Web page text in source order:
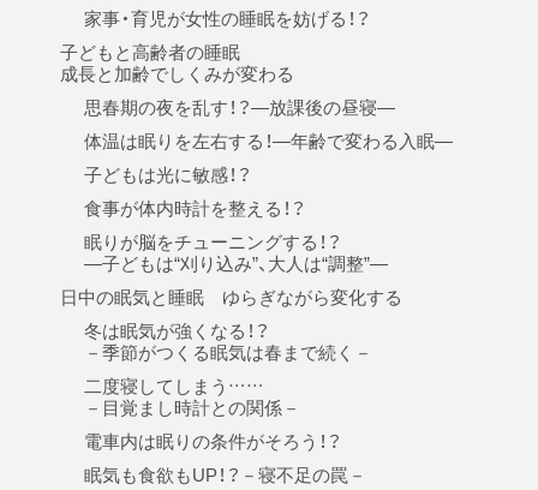
家事・育児が女性の睡眠を妨げる！？
子どもと高齢者の睡眠
成長と加齢でしくみが変わる
思春期の夜を乱す！？—放課後の昼寝—
体温は眠りを左右する！—年齢で変わる入眠—
子どもは光に敏感！？
食事が体内時計を整える！？
眠りが脳をチューニングする！？
—子どもは“刈り込み”、大人は“調整”—
日中の眠気と睡眠 ゆらぎながら変化する
冬は眠気が強くなる！？
－季節がつくる眠気は春まで続く－
二度寝してしまう……
－目覚まし時計との関係－
電車内は眠りの条件がそろう！？
眠気も食欲もUP！？－寝不足の罠－